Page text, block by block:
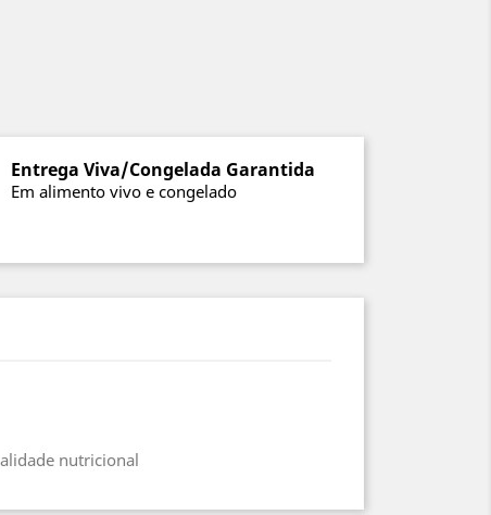
Entrega Viva/Congelada Garantida
Em alimento vivo e congelado
nutricional